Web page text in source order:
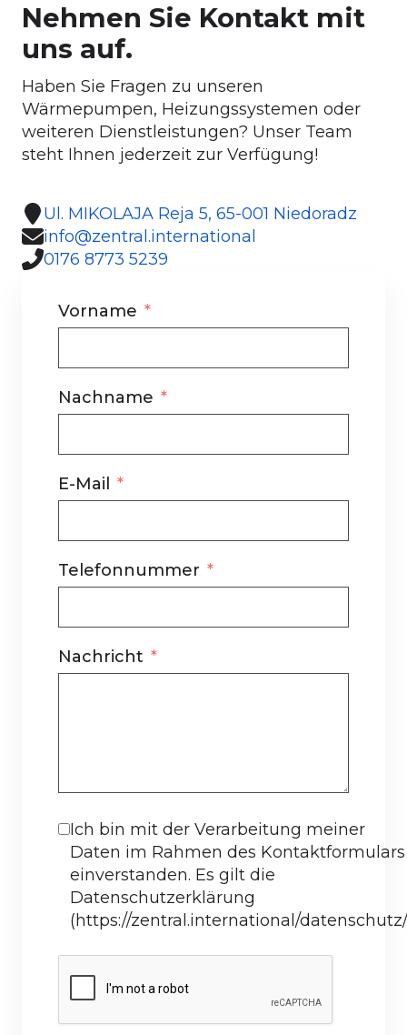
Nehmen Sie Kontakt mit
uns auf.
Haben Sie Fragen zu unseren
Wärmepumpen, Heizungssystemen oder
weiteren Dienstleistungen? Unser Team
steht Ihnen jederzeit zur Verfügung!
Ul. MIKOLAJA Reja 5, 65-001 Niedoradz
info@zentral.international
0176 8773 5239
Vorname
Nachname
E-Mail
Telefonnummer
Nachricht
Ich bin mit der Verarbeitung meiner
Daten im Rahmen des Kontaktformulars
einverstanden. Es gilt die
Datenschutzerklärung
(https://zentral.international/